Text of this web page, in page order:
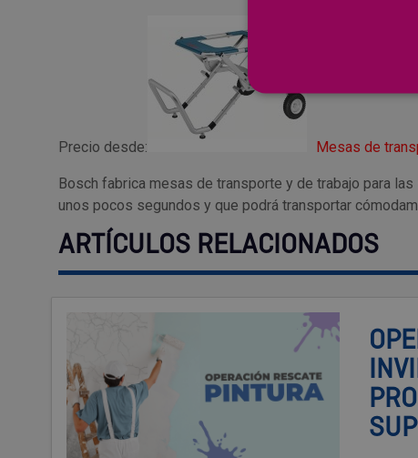
Precio desde: Mesas de
Bosch fabrica mesas de transporte y de trabajo para
unos pocos segundos y que podrá transportar
ARTÍCULOS RELACIONADOS